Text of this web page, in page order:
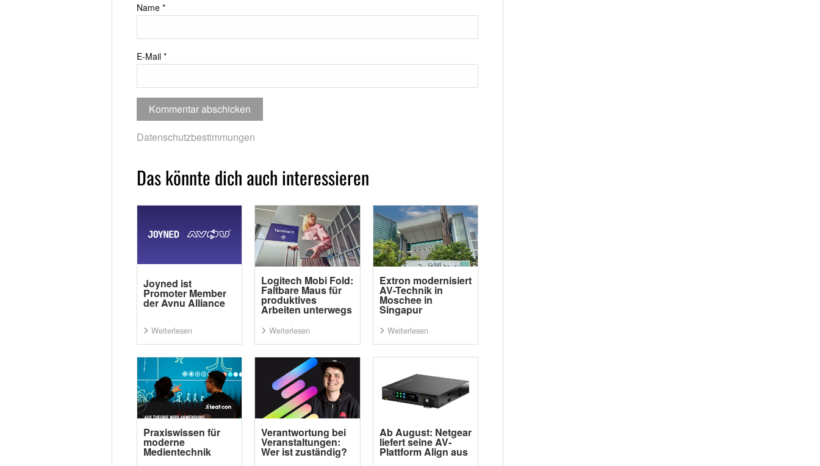
Name *
E-Mail *
Datenschutzbestimmungen
Das könnte dich auch interessieren
Joyned ist
Promoter Member
der Avnu Alliance
Weiterlesen
Logitech Mobi Fold:
Faltbare Maus für
produktives
Arbeiten unterwegs
Weiterlesen
Extron modernisiert
AV-Technik in
Moschee in
Singapur
Weiterlesen
Praxiswissen für
moderne
Medientechnik
Verantwortung bei
Veranstaltungen:
Wer ist zuständig?
Ab August: Netgear
liefert seine AV-
Plattform Align aus